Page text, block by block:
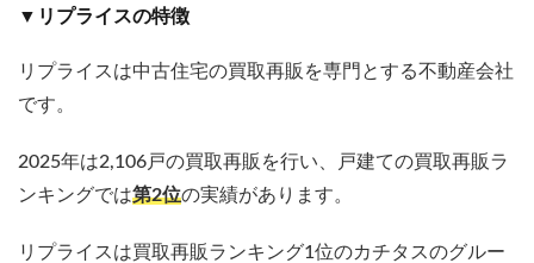
▼リプライスの特徴
リプライスは中古住宅の買取再販を専門とする不動産会社
です。
2025年は2,106戸の買取再販を行い、戸建ての買取再販ラ
ンキングでは第2位の実績があります。
リプライスは買取再販ランキング1位のカチタスのグルー